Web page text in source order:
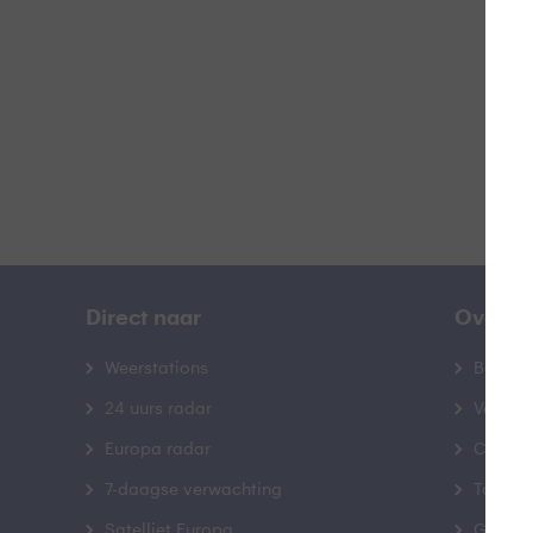
Direct naar
Weerstations
24 uurs radar
Europa radar
7-daagse verwachting
Over
Contact